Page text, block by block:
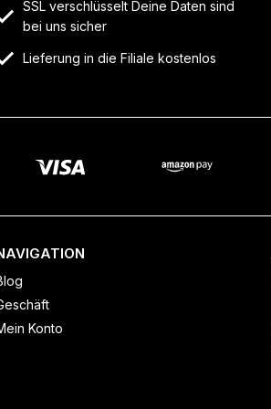
SSL verschlüsselt Deine Daten sind
bei uns sicher
Lieferung in die Filiale kostenlos
Konto